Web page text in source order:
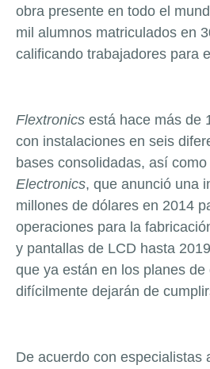
obra presente en todo el
mil alumnos matriculados en
calificando trabajadores para
Flextronics está hace más de
con instalaciones en seis
bases consolidadas, así como
Electronics, que anunció una
millones de dólares en 2014
operaciones para la
y pantallas de LCD hasta
que ya están en los planes de
difícilmente dejarán de
De acuerdo con especialistas